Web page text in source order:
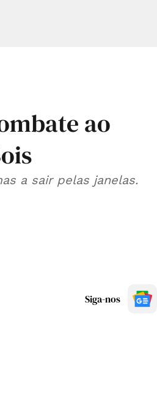
ao
a sair pelas janelas.
Siga-nos